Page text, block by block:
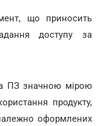
що приносить
доступу за
ПЗ значною мірою
продукту,
оформлених